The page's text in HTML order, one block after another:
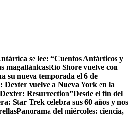
se lee: “Cuentos Antárticos y
magallánicasRío Shore vuelve con
su nueva temporada el 6 de
Dexter vuelve a Nueva York en la
Resurrection”Desde el fin del
Star Trek celebra sus 60 años y nos
Panorama del miércoles: ciencia,